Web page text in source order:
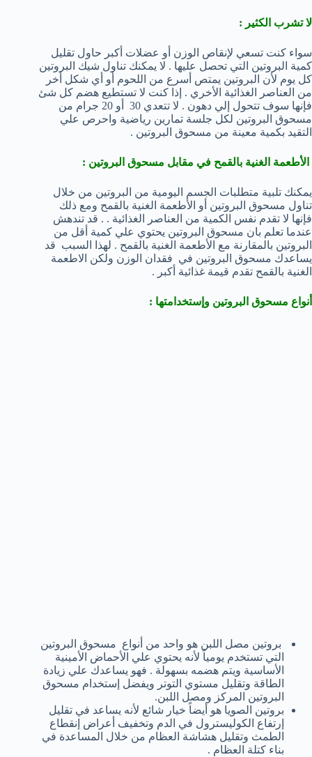
لا تشرب الكثير :
سواء كنت تسعي لإنقاص الوزن أو عضلات أكبر حاول تقليل
كمية البروتين التي تحصل عليها . لا يمكنك تناول شيك البروتين
كل يوم لأن البروتين يمتص أسرع من اللحوم أو أي شكل أخر
من العناصر الغذائية الأخري . إذا كنت لا تستطيع هضم كل شئ
فإنها سوف تتحول إلي دهون . لا تتعدي 30 أو 20 جرام من
مسحوق البروتين لكل جلسة تمارين رياضية واحرص علي
التقيد بكمية معينة من مسحوق البروتين .
الأطعمة الغنية بالقمح في مقابل مسحوق البروتين :
يمكنك تلبية متطلبات الجسم اليومية من البروتين من خلال
تناول مسحوق البروتين أو الأطعمة الغنية بالقمح ومع ذلك
فإنها لا تقدم نفس الكمية من العناصر الغذائية . . قد تندهش
عندما تعلم بان مسحوق البروتين يحتوي علي كمية أقل من
البروتين بالمقارنة مع الأطعمة الغنية بالقمح . لهذا السبب قد
يساعدك مسحوق البروتين في فقدان الوزن ولكن الاطعمة
الغنية بالقمح تقدم قيمة غذائية أكبر .
أنواع مسحوق البروتين وإستخدامتها :
بروتين مصل اللبن هو واحد من أنواع مسحوق البروتين
التي تستخدم يومياً لأنه يحتوي علي الأحماض الأمينية
الأساسية ويتم هضمه بسهولة . فهو يساعدك علي زيادة
الطاقة وتقليل مستوي التوتر ويفضل إستخدام مسحوق
البروتين المركز ومصل اللبن.
بروتين الصويا هو أيضاً خيار شائع لأنه يساعد في تقليل
إرتفاع الكوليسترول في الدم وتخفيف أعراض إنقطاع
الطمث وتقليل هشاشة العظام من خلال المساعدة في
بناء كتلة العظام .